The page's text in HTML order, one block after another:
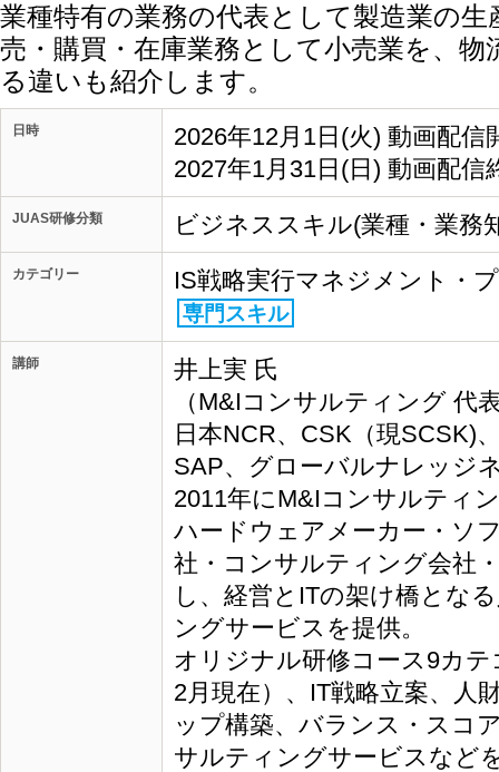
業種特有の業務の代表として製造業の
売・購買・在庫業務として小売業を、
る違いも紹介します。
日時
2026年12月1日(火) 動画配信
2027年1月31日(日) 動画配信
JUAS研修分類 ビジネススキル(業種・業務
カテゴリー IS戦略実行マネジメント・
専門スキル
講師
井上実 氏
（M&Iコンサルティング 代
日本NCR、CSK（現SCSK)
SAP、グローバルナレッジ
2011年にM&Iコンサルティ
ハードウェアメーカー・ソ
社・コンサルティング会社
し、経営とITの架け橋とな
ングサービスを提供。
オリジナル研修コース9カ
2月現在）、IT戦略立案、人
ップ構築、バランス・スコ
サルティングサービスなど